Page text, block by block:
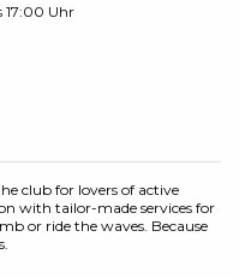
17:00 Uhr
club for lovers of active
with tailor-made services for
or ride the waves. Because